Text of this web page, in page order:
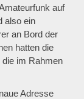
auf
also ein
an Bord der
hatten die
im Rahmen
Adresse